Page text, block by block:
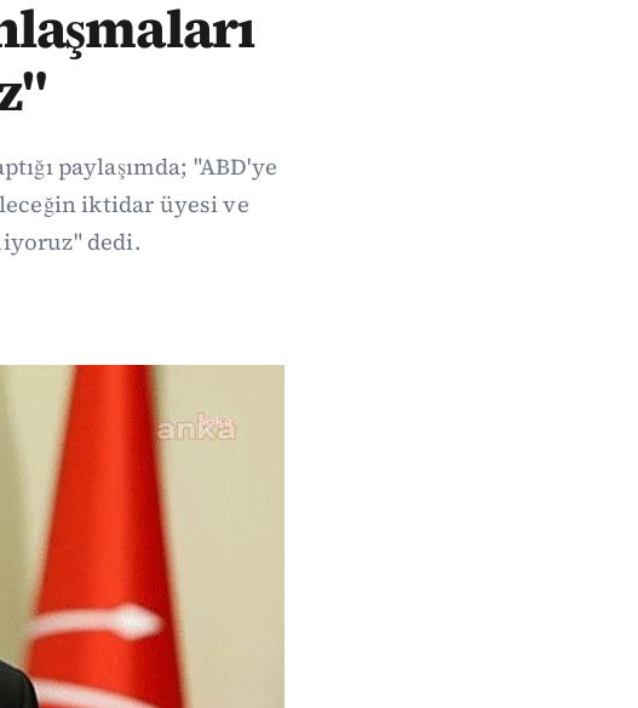
paylaşımda; "ABD'ye
iktidar üyesi ve
dedi.